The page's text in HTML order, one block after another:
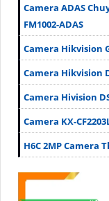
Camera ADAS
FM1002-ADAS
Camera Hikvision
Camera Hikvision
Camera Hivision
Camera KX-
H6C 2MP Camera